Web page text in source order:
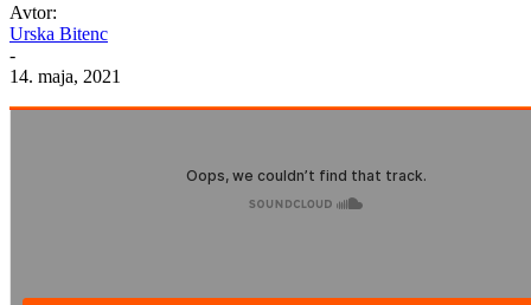
Avtor:
Urska Bitenc
-
14. maja, 2021